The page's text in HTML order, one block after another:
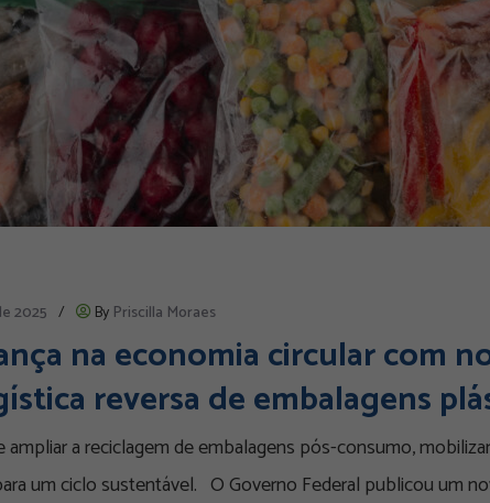
2025 / By Priscilla Moraes
na economia circular com
reversa de embalagens
ampliar a reciclagem de embalagens pós-consumo,
um ciclo sustentável. O Governo Federal publicou um